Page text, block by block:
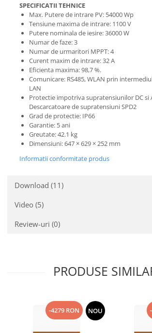
SPECIFICATII TEHNICE
Max. Putere de intrare PV: 54000 Wp
Tensiune maxima de intrare: 1100 V
Putere nominala de iesire: 36000 W
Numar de faze: 3
Numar de urmaritori MPPT: 4
Curent maxim de intrare: 32 A
Eficienta maxima: 98,7 %.
Comunicare: RS485, WLAN prin
LAN
Protectie impotriva supratensiunilor DC si
Descarcatoare de supratensiuni SPD2
Grad de protectie: IP66
Garantie: 5 ani
Greutate: 42.1 kg
Dimensiuni: 647 × 629 × 252 mm
Informatii conformitate produs
Download (11)
Video (5)
Review-uri (0)
PRODUSE
-4279 RON NOU